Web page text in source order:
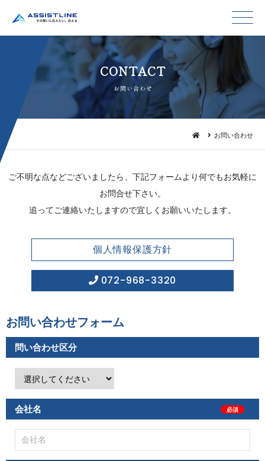
CON T A C T
お問 い 合 わ せ
お問い合わせ
ご不明な点などございましたら、下記フォームより何でもお気軽に
お問合せ下さい。
追ってご連絡いたしますので宜しくお願いいたします。
個人情報保護方針
072-968-3320
お問い合わせ フ ォ ー ム
問い合 わ せ 区 分
会 社 名 必須